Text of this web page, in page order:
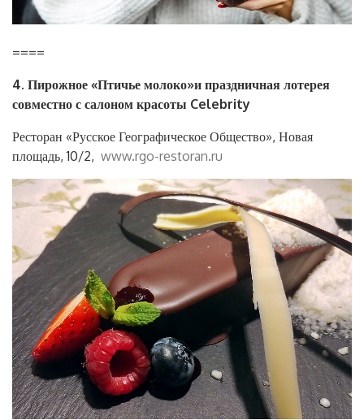
====
4. Пирожное «Птичье молоко»и праздничная лотерея
совместно с салоном красоты Celebrity
Ресторан «Русское Географическое Общество», Новая
площадь, 10/2, www.rgo-restoran.ru